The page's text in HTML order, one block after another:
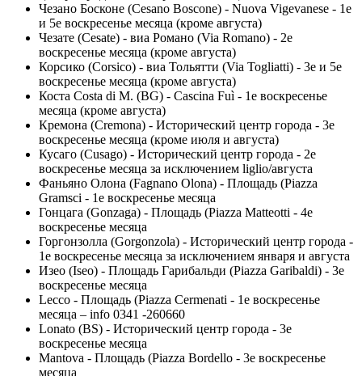
Чезано Босконе (Cesano Boscone) - Nuova Vigevanese - 1е
и 5е воскресенье месяца (кроме августа)
Чезате (Cesate) - виа Романо (Via Romano) - 2е
воскресенье месяца (кроме августа)
Корсико (Corsico) - виа Тольятти (Via Togliatti) - 3е и 5е
воскресенье месяца (кроме августа)
Коста Costa di M. (BG) - Cascina Fuì - 1е воскресенье
месяца (кроме августа)
Кремона (Cremona) - Исторический центр города - 3е
воскресенье месяца (кроме июля и августа)
Кусаго (Cusago) - Исторический центр города - 2е
воскресенье месяца за исключением liglio/августа
Фаньяно Олона (Fagnano Olona) - Площадь (Piazza
Gramsci - 1е воскресенье месяца
Гонцага (Gonzaga) - Площадь (Piazza Matteotti - 4е
воскресенье месяца
Горгонзолла (Gorgonzola) - Исторический центр города -
1е воскресенье месяца за исключением января и августа
Изео (Iseo) - Площадь Гарибальди (Piazza Garibaldi) - 3е
воскресенье месяца
Lecco - Площадь (Piazza Cermenati - 1е воскресенье
месяца – info 0341 -260660
Lonato (BS) - Исторический центр города - 3е
воскресенье месяца
Mantova - Площадь (Piazza Bordello - 3е воскресенье
месяца